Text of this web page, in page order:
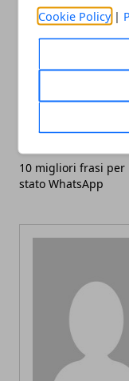
Cookie Policy |
10 migliori frasi per
stato WhatsApp